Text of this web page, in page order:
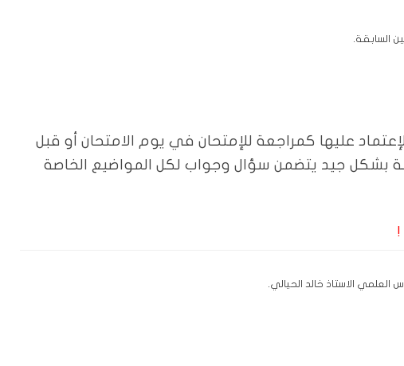
عليها كمراجعة للإمتحان في يوم الامتحان أو قبل
بشكل جيد يتضمن سؤال وجواب لكل المواضيع الخاصة
!
الاستاذ خالد الحيالي.